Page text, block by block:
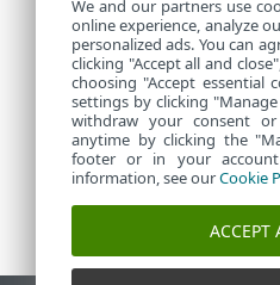
We and our partners use
online experience, analyze
personalized ads. You can
clicking "Accept all and
choosing "Accept essential
settings by clicking
withdraw your consent
anytime by clicking the
footer or in your
information, see ourCookie
ACCEPT